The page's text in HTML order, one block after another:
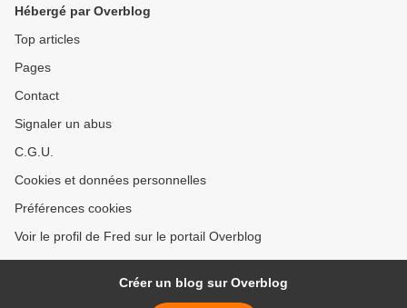
Hébergé par Overblog
Top articles
Pages
Contact
Signaler un abus
C.G.U.
Cookies et données personnelles
Préférences cookies
Voir le profil de Fred sur le portail Overblog
Créer un blog sur Overblog